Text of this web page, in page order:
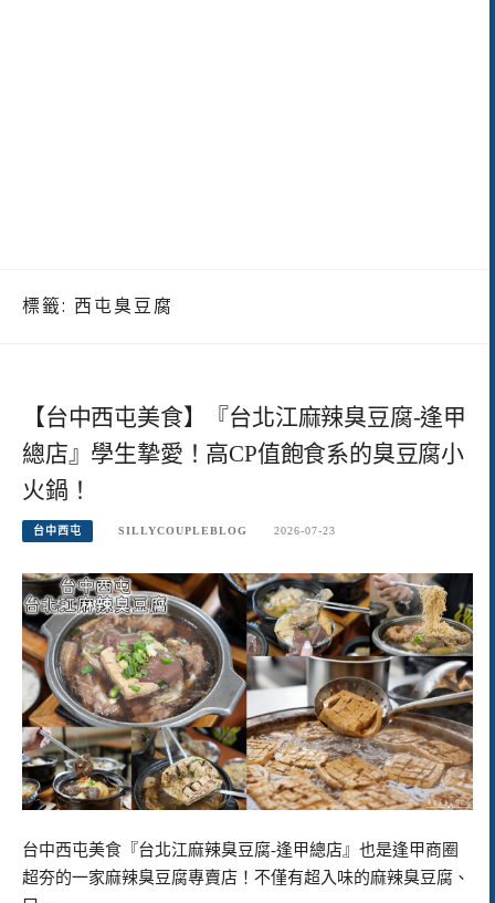
標籤: 西屯臭豆腐
【台中西屯美食】『台北江麻辣臭豆腐-逢甲
總店』學生摯愛！高CP值飽食系的臭豆腐小
火鍋！
台中西屯 SILLYCOUPLEBLOG 2026-07-23
台中西屯美食『台北江麻辣臭豆腐-逢甲總店』也是逢甲商圈
超夯的一家麻辣臭豆腐專賣店！不僅有超入味的麻辣臭豆腐、